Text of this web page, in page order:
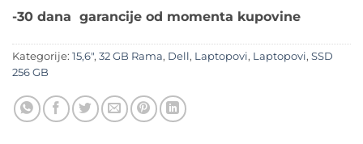
-30 dana garancije od momenta kupovine
Kategorije: 15,6", 32 GB Rama, Dell, Laptopovi, Laptopovi, SSD
256 GB